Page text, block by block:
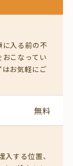
に入る前の不
こなってい
お気軽にご
無料
する位置、